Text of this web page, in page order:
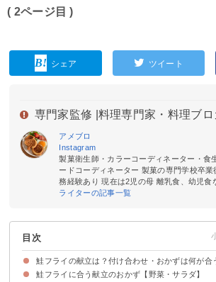
( 2ページ目 )
シェア ツイート
専門家監修 | 料理専門家・料理ブ
アメブロ
Instagram
製菓衛生師・カラーコーディネーター・食
ードコーディネーター 製菓の専門学校卒
務経験あり 現在は2児の母 離乳食、幼児食
ライターの記事一覧
目次
鮭フライの献立は？付け合わせ・おかずは何が合
鮭フライに合う献立のおかず【野菜・サラダ】